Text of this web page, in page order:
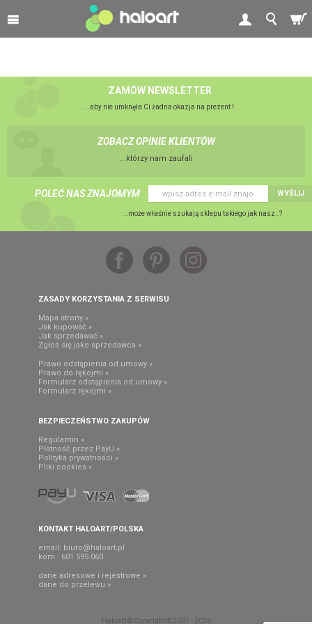
ZAMÓW NEWSLETTER
...aby nie umknęła Ci żadna okazja na prezent !
ZOBACZ OPINIE KLIENTÓW
...którzy nam zaufali
POLEĆ NAS ZNAJOMYM WYŚLIJ
...może właśnie szukają sklepu takiego jak nasz..?
ZASADY KORZYSTANIA Z SERWISU
Mapa strony »
Jak kupować »
Jak sprzedawać »
Zgłoś się jako sprzedawca »
Prawo odstąpienia od umowy »
Prawo do rękojmi »
Formularz odstąpienia od umowy »
Formularz rękojmi »
BEZPIECZEŃSTWO ZAKUPÓW
Regulamin »
Płatność przez PayU »
Polityka prywatności »
Pliki cookies »
KONTAKT HALOART/POLSKA
email: biuro@haloart.pl
kom.: 601 595 060
dane adresowe i rejestrowe »
dane do przelewu »
Haloart © Copyright © 2007 - 2026